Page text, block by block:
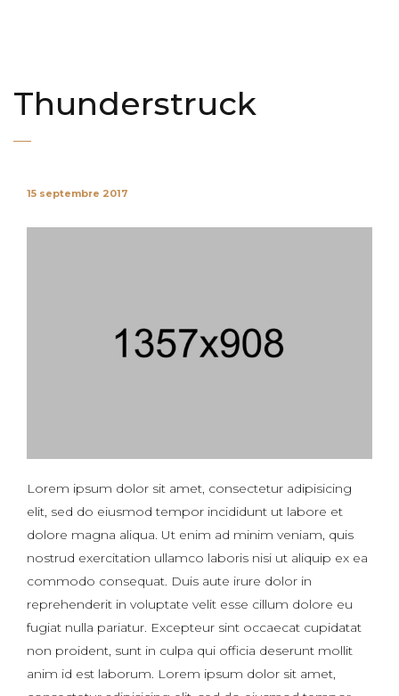
Thunderstruck
15 septembre 2017
Lorem ipsum dolor sit amet, consectetur adipisicing
elit, sed do eiusmod tempor incididunt ut labore et
dolore magna aliqua. Ut enim ad minim veniam, quis
nostrud exercitation ullamco laboris nisi ut aliquip ex ea
commodo consequat. Duis aute irure dolor in
reprehenderit in voluptate velit esse cillum dolore eu
fugiat nulla pariatur. Excepteur sint occaecat cupidatat
non proident, sunt in culpa qui officia deserunt mollit
anim id est laborum. Lorem ipsum dolor sit amet,